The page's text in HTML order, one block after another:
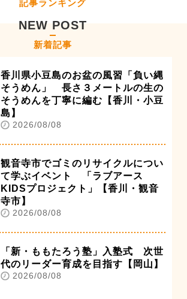
記事ランキング
NEW POST
新着記事
香川県小豆島のお盆の風習「負い縄
そうめん」 長さ３メートルの生の
そうめんを丁寧に編む【香川・小豆
島】
2026/08/08
観音寺市でゴミのリサイクルについ
て学ぶイベント 「ラブアース
KIDSプロジェクト」【香川・観音
寺市】
2026/08/08
「新・ももたろう塾」入塾式 次世
代のリーダー育成を目指す【岡山】
2026/08/08